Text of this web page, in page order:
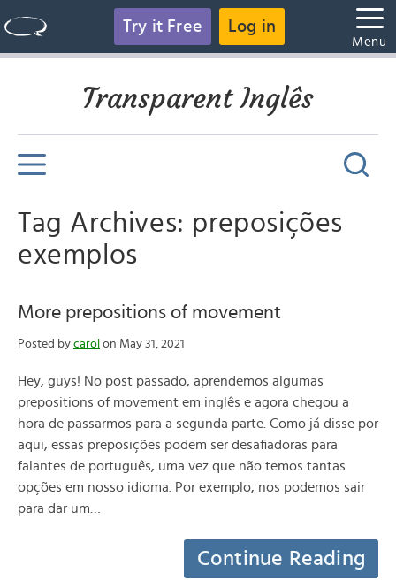
Try it Free Log in
Menu
Transparent Inglês
Tag Archives: preposições
exemplos
More prepositions of movement
Posted by carol on May 31, 2021
Hey, guys! No post passado, aprendemos algumas
prepositions of movement em inglês e agora chegou a
hora de passarmos para a segunda parte. Como já disse por
aqui, essas preposições podem ser desafiadoras para
falantes de português, uma vez que não temos tantas
opções em nosso idioma. Por exemplo, nos podemos sair
para dar um…
Continue Reading